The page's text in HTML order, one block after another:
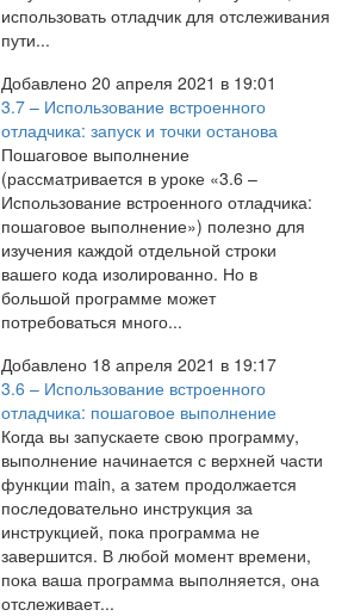
использовать отладчик для отслеживания
пути...
Добавлено 20 апреля 2021 в 19:01
3.7 – Использование встроенного
отладчика: запуск и точки останова
Пошаговое выполнение
(рассматривается в уроке «3.6 –
Использование встроенного отладчика:
пошаговое выполнение») полезно для
изучения каждой отдельной строки
вашего кода изолированно. Но в
большой программе может
потребоваться много...
Добавлено 18 апреля 2021 в 19:17
3.6 – Использование встроенного
отладчика: пошаговое выполнение
Когда вы запускаете свою программу,
выполнение начинается с верхней части
функции main, а затем продолжается
последовательно инструкция за
инструкцией, пока программа не
завершится. В любой момент времени,
пока ваша программа выполняется, она
отслеживает...